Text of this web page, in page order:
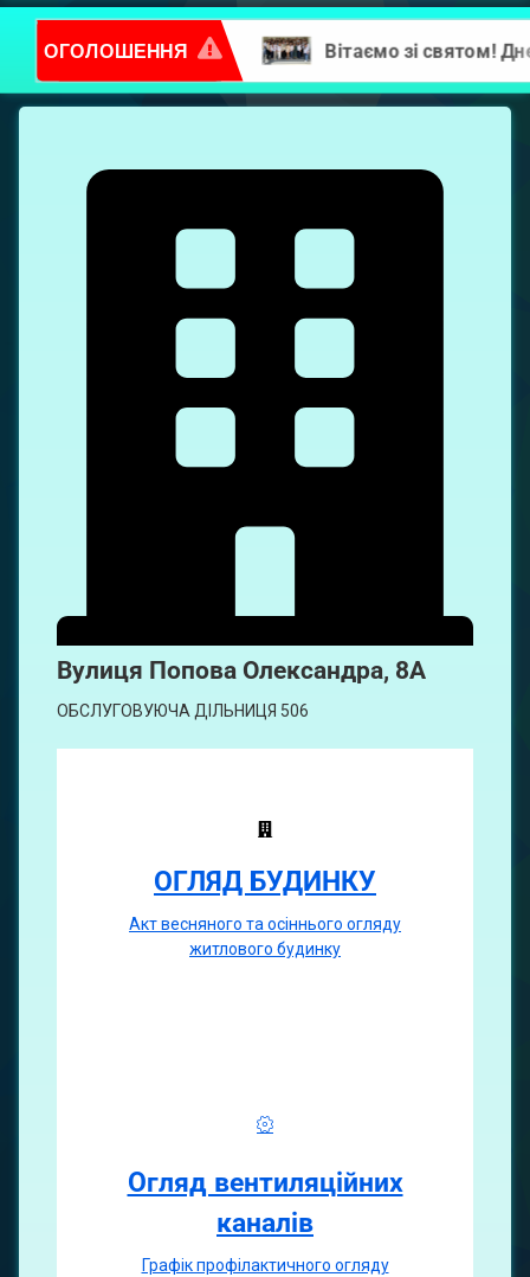
ОГОЛОШЕННЯ
Олександра,
Вулиця Попова Олександра, 8А
ОБСЛУГОВУЮЧА ДІЛЬНИЦЯ 506
ОГЛЯД БУДИНКУ
Акт весняного та осіннього огляду
житлового будинку
Огляд вентиляційних
каналiв
Графiк профiлактичного огляду